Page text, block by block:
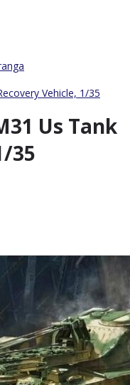
Vehicle, 1/35
Us Tank
35